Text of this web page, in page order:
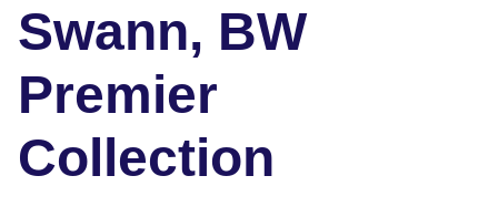
Swann, BW
Premier
Collection